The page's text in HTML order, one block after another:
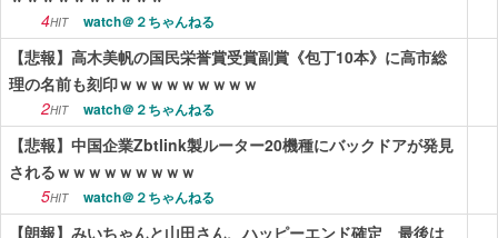
4HIT watch＠２ちゃんねる
【悲報】高木美帆の国民栄誉賞受賞副賞《包丁10本》に高市総
理の名前も刻印ｗｗｗｗｗｗｗｗｗ
2HIT watch＠２ちゃんねる
【悲報】中国企業Zbtlink製ルーター20機種にバックドアが発見
されるｗｗｗｗｗｗｗｗｗ
5HIT watch＠２ちゃんねる
【朗報】みいちゃんと山田さん、ハッピーエンド確定 最後は